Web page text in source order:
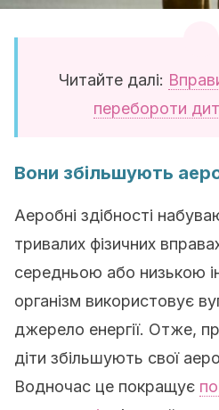
Читайте далі:
перебороти
Вони збільшують
Аеробні здібності
тривалих фізичних
середньою або низькою
організм використовує
джерело енергії. Отже,
діти збільшують свої
Водночас це покращує